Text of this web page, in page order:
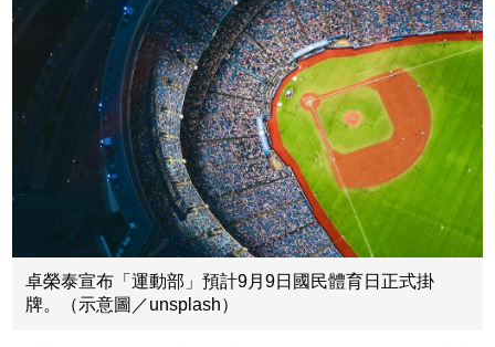
卓榮泰宣布「運動部」預計9月9日國民體育日正式掛
牌。（示意圖／unsplash）